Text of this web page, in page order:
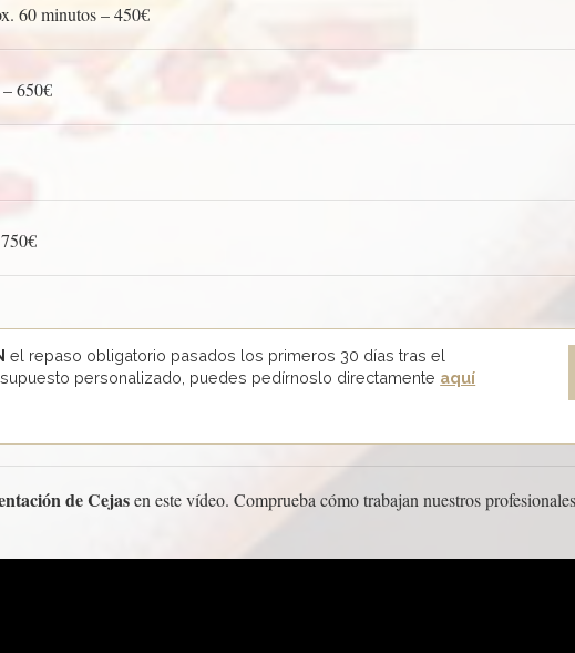
60 minutos – 450€
650€
750€
el repaso obligatorio pasados los primeros 30 días tras el
personalizado, puedes pedírnoslo directamente aquí
de Cejasen este vídeo. Comprueba cómo trabajan nuestros